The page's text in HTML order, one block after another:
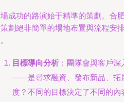
成功的路演始于精準的策劃。合
劃絕非簡單的場地布置與流程安
目標導向分析 ：團隊會與客戶
——是尋求融資、發布新品、拓
度？不同的目標決定了不同的